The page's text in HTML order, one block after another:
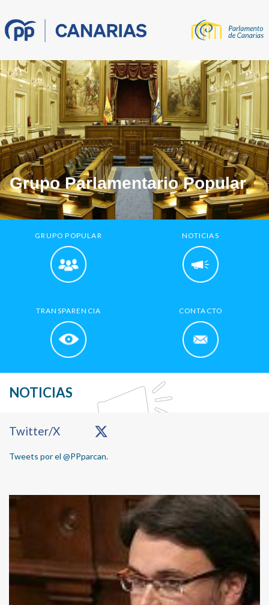
Grupo Parlamentario Popular
GRUPO POPULAR NOTICIAS
TRANSPARENCIA CONTACTO
NOTICIAS
Primary
Twitter/X
Tweets por el @PPparcan.